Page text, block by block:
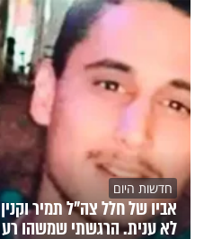
חדשות היום
אביו של חלל צה"ל תמיר
לא ענית. הרגשתי שמשהו